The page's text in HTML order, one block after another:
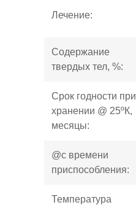
Лечение:
Содержание
твердых тел, %:
Срок годности при
хранении @ 25ºК,
месяцы:
@с времени
приспособления:
Температура